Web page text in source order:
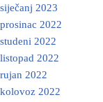
siječanj 2023
prosinac 2022
studeni 2022
listopad 2022
rujan 2022
kolovoz 2022